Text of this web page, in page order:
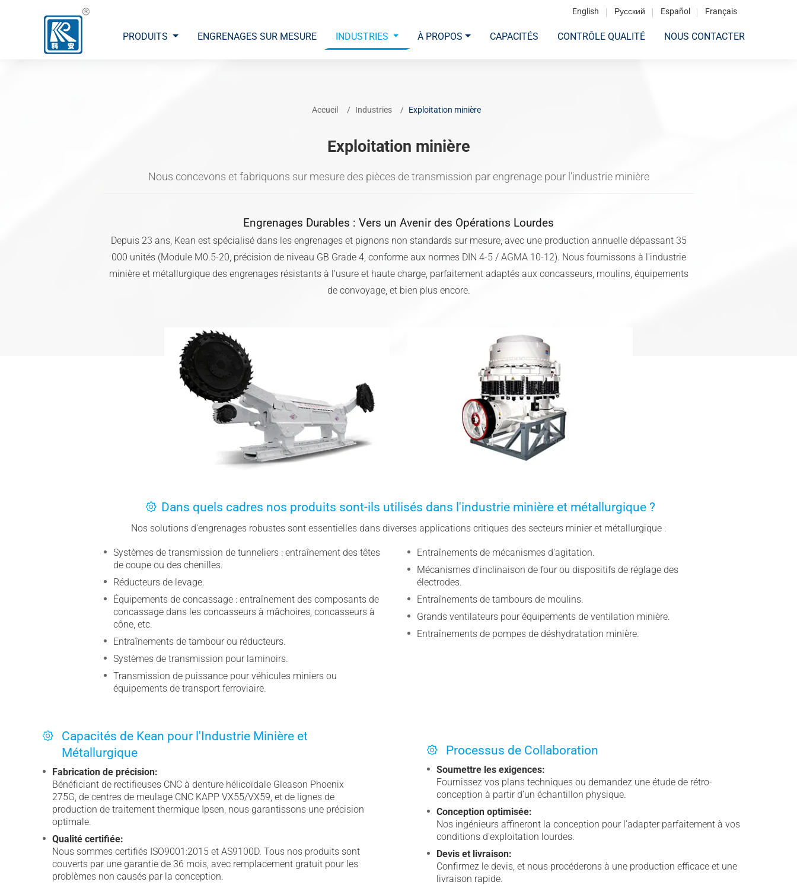
English Русский Español Français
PRODUITS ENGRENAGES SUR MESURE INDUSTRIES À PROPOS CAPACITÉS CONTRÔLE QUALITÉ NOUS CONTACTER
Accueil Industries Exploitation minière
Exploitation minière
Nous concevons et fabriquons sur mesure des pièces de transmission par engrenage pour l’industrie minière
Engrenages Durables : Vers un Avenir des Opérations Lourdes
Depuis 23 ans, Kean est spécialisé dans les engrenages et pignons non standards sur mesure, avec une production annuelle dépassant 35
000 unités (Module M0.5-20, précision de niveau GB Grade 4, conforme aux normes DIN 4-5 / AGMA 10-12). Nous fournissons à l'industrie
minière et métallurgique des engrenages résistants à l'usure et haute charge, parfaitement adaptés aux concasseurs, moulins, équipements
de convoyage, et bien plus encore.
Dans quels cadres nos produits sont-ils utilisés dans l'industrie minière et métallurgique ?
Nos solutions d'engrenages robustes sont essentielles dans diverses applications critiques des secteurs minier et métallurgique :
Systèmes de transmission de tunneliers : entraînement des têtes
de coupe ou des chenilles.
Réducteurs de levage.
Équipements de concassage : entraînement des composants de
concassage dans les concasseurs à mâchoires, concasseurs à
cône, etc.
Entraînements de tambour ou réducteurs.
Systèmes de transmission pour laminoirs.
Transmission de puissance pour véhicules miniers ou
équipements de transport ferroviaire.
Entraînements de mécanismes d'agitation.
Mécanismes d'inclinaison de four ou dispositifs de réglage des
électrodes.
Entraînements de tambours de moulins.
Grands ventilateurs pour équipements de ventilation minière.
Entraînements de pompes de déshydratation minière.
Capacités de Kean pour l'Industrie Minière et
Métallurgique
Fabrication de précision:
Bénéficiant de rectifieuses CNC à denture hélicoïdale Gleason Phoenix
275G, de centres de meulage CNC KAPP VX55/VX59, et de lignes de
production de traitement thermique Ipsen, nous garantissons une précision
optimale.
Qualité certifiée:
Nous sommes certifiés ISO9001:2015 et AS9100D. Tous nos produits sont
couverts par une garantie de 36 mois, avec remplacement gratuit pour les
problèmes non causés par la conception.
Processus de Collaboration
Soumettre les exigences:
Fournissez vos plans techniques ou demandez une étude de rétro-
conception à partir d’un échantillon physique.
Conception optimisée:
Nos ingénieurs affineront la conception pour l’adapter parfaitement à vos
conditions d'exploitation lourdes.
Devis et livraison:
Confirmez le devis, et nous procéderons à une production efficace et une
livraison rapide.